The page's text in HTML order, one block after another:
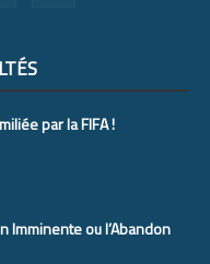
par la FIFA !
Imminente ou l’Abandon